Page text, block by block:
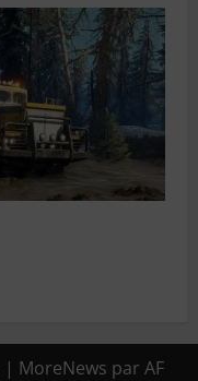
| MoreNews par AF